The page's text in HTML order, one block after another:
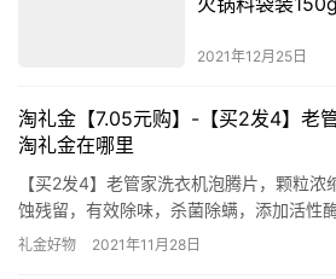
2021年12月25日
淘礼金【7.05元购】-【买2发4】老
淘礼金在哪里
【买2发4】老管家洗衣机泡腾片，颗粒
蚀残留，有效除味，杀菌除螨，添加活性
下单口令：￥ANcjXyelpUO￥ 去淘宝购买
礼金好物 2021年11月28日